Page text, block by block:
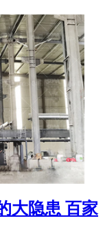
大隐患 百家